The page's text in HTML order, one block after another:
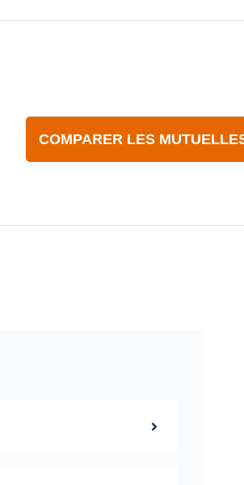
COMPARER LES